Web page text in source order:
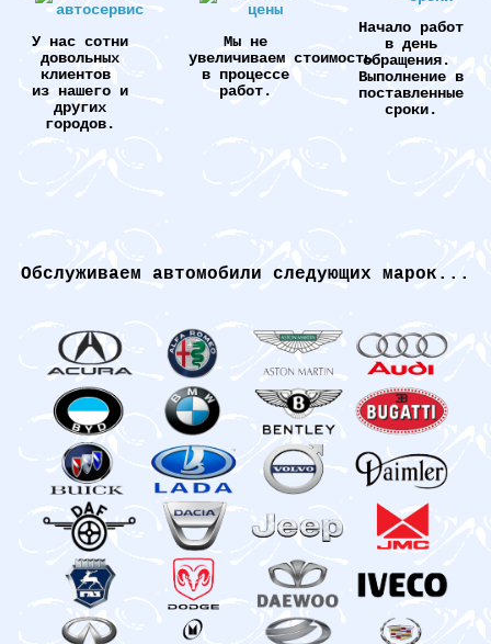
У нас сотни
довольных
клиентов
из нашего и
других
городов.
Мы не
увеличиваем стоимость
в процессе
работ.
Начало работ
в день
обращения.
Выполнение в
поставленные
сроки.
Обслуживаем автомобили следующих марок...